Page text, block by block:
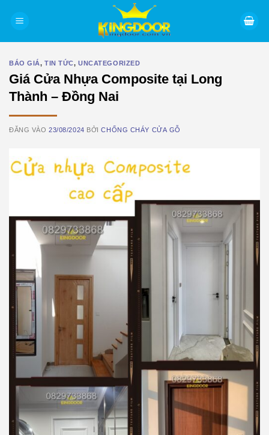
BÁO GIÁ,TIN TỨC,UNCATEGORIZED
Giá Cửa Nhựa Composite tại Long
Thành – Đồng Nai
ĐĂNG VÀO23/08/2024 BỞICHỐNG CHÁY CỬA GỖ